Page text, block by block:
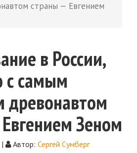
страны — Евгением
в России,
с самым
древонавтом
Зеном
Автор: Сергей Сумберг